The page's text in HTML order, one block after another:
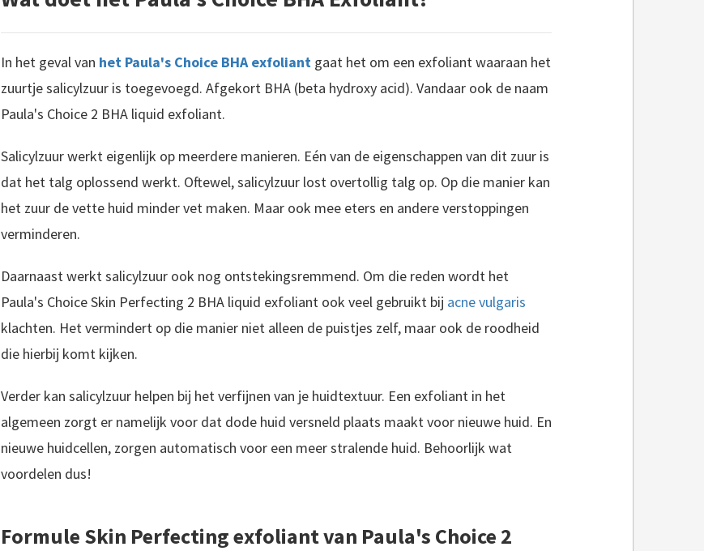
In het geval van het Paula's Choice BHA exfoliant gaat het om een exfoliant waaraan het
zuurtje salicylzuur is toegevoegd. Afgekort BHA (beta hydroxy acid). Vandaar ook de naam
Paula's Choice 2 BHA liquid exfoliant.
Salicylzuur werkt eigenlijk op meerdere manieren. Eén van de eigenschappen van dit zuur is
dat het talg oplossend werkt. Oftewel, salicylzuur lost overtollig talg op. Op die manier kan
het zuur de vette huid minder vet maken. Maar ook mee eters en andere verstoppingen
verminderen.
Daarnaast werkt salicylzuur ook nog ontstekingsremmend. Om die reden wordt het
Paula's Choice Skin Perfecting 2 BHA liquid exfoliant ook veel gebruikt bij acne vulgaris
klachten. Het vermindert op die manier niet alleen de puistjes zelf, maar ook de roodheid
die hierbij komt kijken.
Verder kan salicylzuur helpen bij het verfijnen van je huidtextuur. Een exfoliant in het
algemeen zorgt er namelijk voor dat dode huid versneld plaats maakt voor nieuwe huid. En
nieuwe huidcellen, zorgen automatisch voor een meer stralende huid. Behoorlijk wat
voordelen dus!
Formule Skin Perfecting exfoliant van Paula's Choice 2